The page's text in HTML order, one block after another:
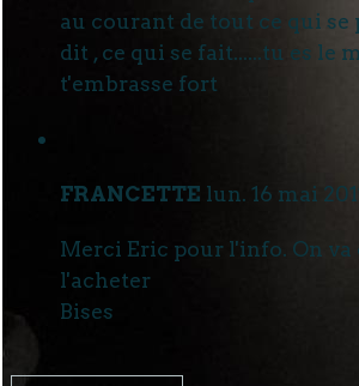
au courant de tout ce qui se
dit , ce qui se fait......tu es le
t'embrasse fort
FRANCETTE lun. 16 mai
Merci Eric pour l'info. On
l'acheter
Bises